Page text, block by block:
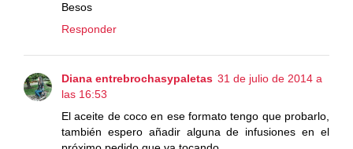
Besos
Responder
Diana entrebrochasypaletas 31 de julio de 2014 a
las 16:53
El aceite de coco en ese formato tengo que probarlo,
también espero añadir alguna de infusiones en el